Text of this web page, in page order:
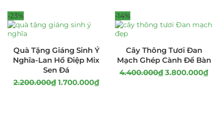
-23%
Quà Tặng Giáng Sinh Ý
Nghĩa-Lan Hồ Điệp Mix
Sen Đá
2.200.000₫ 1.700.000₫
-14%
Cây Thông Tươi Đan
Mạch Ghép Cành Để Bàn
4.400.000₫ 3.800.000₫